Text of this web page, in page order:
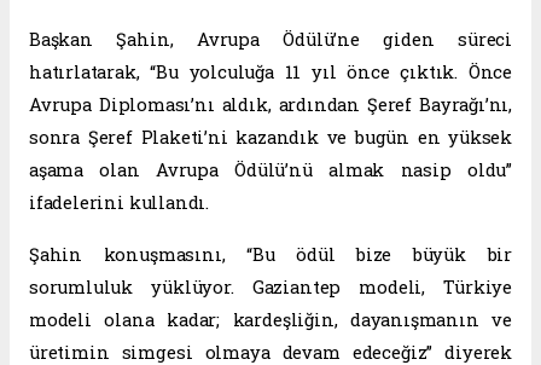
Başkan Şahin, Avrupa Ödülü’ne giden süreci
hatırlatarak, “Bu yolculuğa 11 yıl önce çıktık. Önce
Avrupa Diploması’nı aldık, ardından Şeref Bayrağı’nı,
sonra Şeref Plaketi’ni kazandık ve bugün en yüksek
aşama olan Avrupa Ödülü’nü almak nasip oldu”
ifadelerini kullandı.
Şahin konuşmasını, “Bu ödül bize büyük bir
sorumluluk yüklüyor. Gaziantep modeli, Türkiye
modeli olana kadar; kardeşliğin, dayanışmanın ve
üretimin simgesi olmaya devam edeceğiz” diyerek